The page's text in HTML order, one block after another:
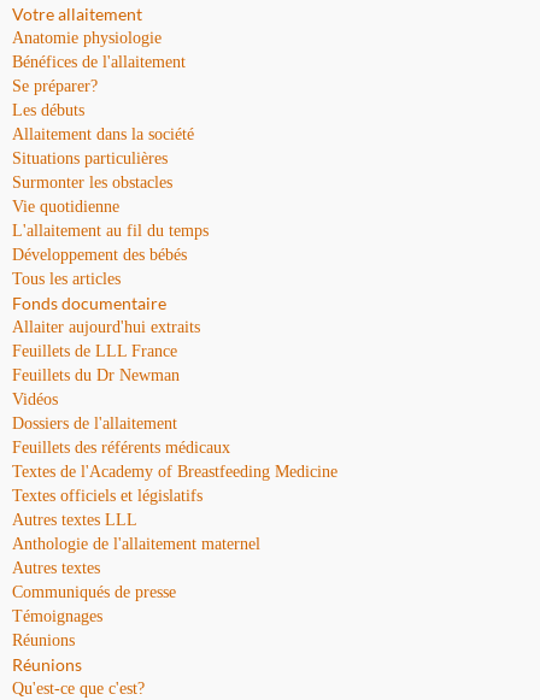
Votre allaitement
Anatomie physiologie
Bénéfices de l'allaitement
Se préparer?
Les débuts
Allaitement dans la société
Situations particulières
Surmonter les obstacles
Vie quotidienne
L'allaitement au fil du temps
Développement des bébés
Tous les articles
Fonds documentaire
Allaiter aujourd'hui extraits
Feuillets de LLL France
Feuillets du Dr Newman
Vidéos
Dossiers de l'allaitement
Feuillets des référents médicaux
Textes de l'Academy of Breastfeeding Medicine
Textes officiels et législatifs
Autres textes LLL
Anthologie de l'allaitement maternel
Autres textes
Communiqués de presse
Témoignages
Réunions
Réunions
Qu'est-ce que c'est?